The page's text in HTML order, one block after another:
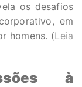
os desafios
em
homens. (Leia
à